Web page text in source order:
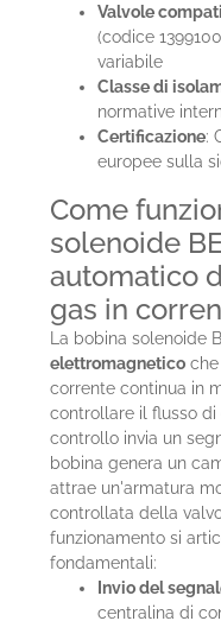
Valvole
(codice
variabile
Classe di
normative
Certificazione:
europee sulla
Come
solenoide
automatico
gas in
La bobina solenoide
elettromagnetico
corrente continua in
controllare il flusso di
controllo invia un
bobina genera un
attrae un'armatura
controllata della
funzionamento si
fondamentali:
Invio del
centralina di